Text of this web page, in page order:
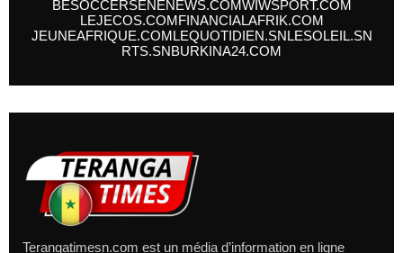
BESOCCERSENENEWS.COMWIWSPORT.COM
LEJECOS.COMFINANCIALAFRIK.COM
JEUNEAFRIQUE.COMLEQUOTIDIEN.SNLESOLEIL.SN
RTS.SNBURKINA24.COM
Terangatimesn.com est un média d’information en ligne